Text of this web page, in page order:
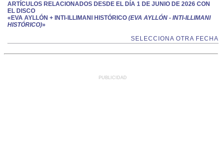
ARTÍCULOS RELACIONADOS DESDE EL DÍA 1 DE JUNIO DE 2026 CON
EL DISCO
«EVA AYLLÓN + INTI-ILLIMANI HISTÓRICO (EVA AYLLÓN - INTI-ILLIMANI
HISTÓRICO)»
SELECCIONA OTRA FECHA
PUBLICIDAD